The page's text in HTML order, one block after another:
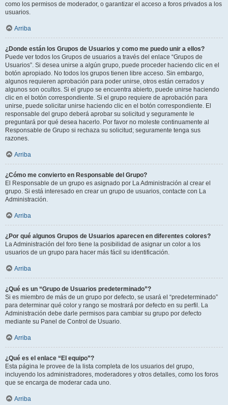
como los permisos de moderador, o garantizar el acceso a foros privados a los
usuarios.
Arriba
¿Donde están los Grupos de Usuarios y como me puedo unir a ellos?
Puede ver todos los Grupos de usuarios a través del enlace “Grupos de
Usuarios”. Si desea unirse a algún grupo, puede proceder haciendo clic en el
botón apropiado. No todos los grupos tienen libre acceso. Sin embargo,
algunos requieren aprobación para poder unirse, otros están cerrados y
algunos son ocultos. Si el grupo se encuentra abierto, puede unirse haciendo
clic en el botón correspondiente. Si el grupo requiere de aprobación para
unirse, puede solicitar unirse haciendo clic en el botón correspondiente. El
responsable del grupo deberá aprobar su solicitud y seguramente le
preguntará por qué desea hacerlo. Por favor no moleste continuamente al
Responsable de Grupo si rechaza su solicitud; seguramente tenga sus
razones.
Arriba
¿Cómo me convierto en Responsable del Grupo?
El Responsable de un grupo es asignado por La Administración al crear el
grupo. Si está interesado en crear un grupo de usuarios, contacte con La
Administración.
Arriba
¿Por qué algunos Grupos de Usuarios aparecen en diferentes colores?
La Administración del foro tiene la posibilidad de asignar un color a los
usuarios de un grupo para hacer más fácil su identificación.
Arriba
¿Qué es un “Grupo de Usuarios predeterminado”?
Si es miembro de más de un grupo por defecto, se usará el “predeterminado”
para determinar qué color y rango se mostrará por defecto en su perfil. La
Administración debe darle permisos para cambiar su grupo por defecto
mediante su Panel de Control de Usuario.
Arriba
¿Qué es el enlace “El equipo”?
Esta página le provee de la lista completa de los usuarios del grupo,
incluyendo los administradores, moderadores y otros detalles, como los foros
que se encarga de moderar cada uno.
Arriba